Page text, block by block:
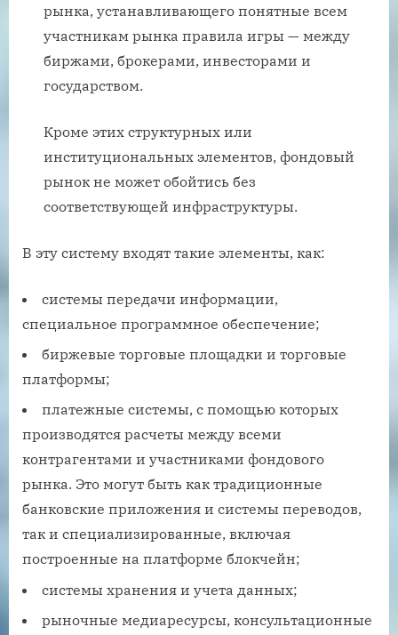
рынка, устанавливающего понятные всем
участникам рынка правила игры — между
биржами, брокерами, инвесторами и
государством.
Кроме этих структурных или
институциональных элементов, фондовый
рынок не может обойтись без
соответствующей инфраструктуры.
В эту систему входят такие элементы, как:
системы передачи информации,
специальное программное обеспечение;
биржевые торговые площадки и торговые
платформы;
платежные системы, с помощью которых
производятся расчеты между всеми
контрагентами и участниками фондового
рынка. Это могут быть как традиционные
банковские приложения и системы переводов,
так и специализированные, включая
построенные на платформе блокчейн;
системы хранения и учета данных;
рыночные медиаресурсы, консультационные